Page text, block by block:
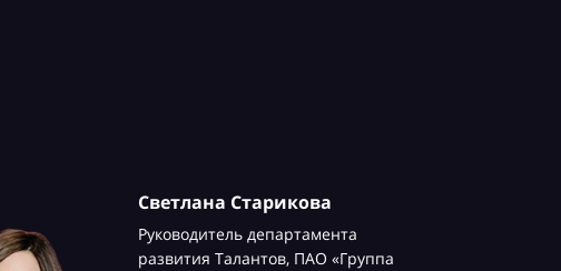
Светлана Старикова
Руководитель департамента
развития Талантов, ПАО «Группа